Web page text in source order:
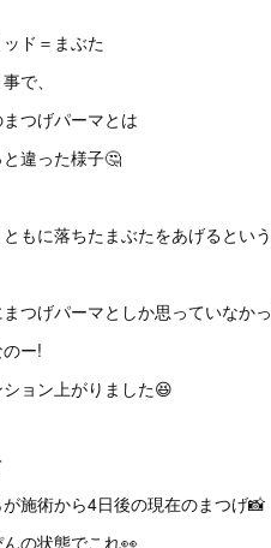
ド＝まぶた
で、
つげパーマとは
違った様子🤔
もに落ちたまぶたをあげるとい
つげパーマとしか思っていなかっ
ー!
ション上がりました😆
施術から4日後の現在のまつげ📸
の状態でこれ👀